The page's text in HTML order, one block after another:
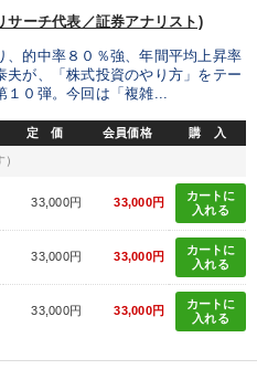
サーチ代表／証券アナリスト)
的中率８０％強、年間平均上昇率
夫が、「株式投資のやり方」をテー
０弾。今回は「複雑...
定 価 会員価格 購 入
33,000円 33,000円
カートに
入れる
33,000円 33,000円
カートに
入れる
33,000円 33,000円
カートに
入れる